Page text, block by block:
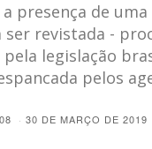
presença de
revistada -
legislação
pelos
30 DE MARÇO DE 2019